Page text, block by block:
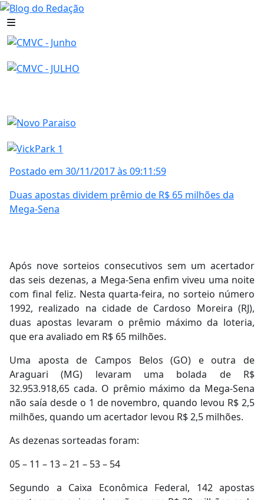
Postado em 30/11/2017 às 09:11:59
Duas apostas dividem prêmio de R$ 65 milhões da
Mega-Sena
Após nove sorteios consecutivos sem um acertador
das seis dezenas, a Mega-Sena enfim viveu uma noite
com final feliz. Nesta quarta-feira, no sorteio número
1992, realizado na cidade de Cardoso Moreira (RJ),
duas apostas levaram o prêmio máximo da loteria,
que era avaliado em R$ 65 milhões.
Uma aposta de Campos Belos (GO) e outra de
Araguari (MG) levaram uma bolada de R$
32.953.918,65 cada. O prêmio máximo da Mega-Sena
não saía desde o 1 de novembro, quando levou R$ 2,5
milhões, quando um acertador levou R$ 2,5 milhões.
As dezenas sorteadas foram:
05 – 11 – 13 – 21 – 53 – 54
Segundo a Caixa Econômica Federal, 142 apostas